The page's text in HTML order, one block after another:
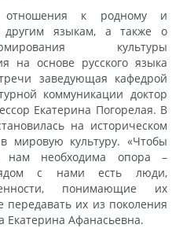
отношения к родному и
другим языкам, а также о
культуры
на основе русского языка
заведующая кафедрой
коммуникации доктор
Екатерина Погорелая. В
на историческом
мировую культуру. «Чтобы
нам необходима опора –
с нами есть люди,
понимающие их
их из поколения
Екатерина Афанасьевна.